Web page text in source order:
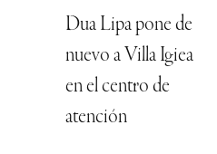
Dua Lipa pone de
nuevo a Villa Igiea
en el centro de
atención